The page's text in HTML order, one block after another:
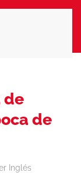
de
de
Inglés